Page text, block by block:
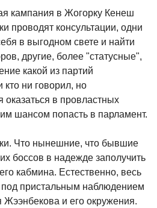
кампания в Жогорку Кенеш
проводят консультации, одни
в выгодном свете и найти
другие, более "статусные",
какой из партий
кто ни говорил, но
оказаться в провластных
шансом попасть в парламент.
Что нынешние, что бывшие
боссов в надежде заполучить
кабмина. Естественно, весь
под пристальным наблюдением
и его окружения.